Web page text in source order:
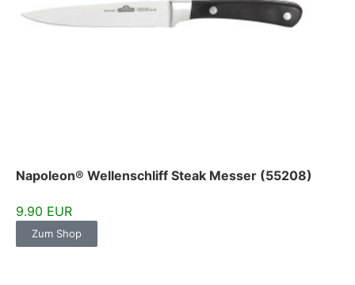
Napoleon® Wellenschliff Steak Messer (55208)
9.90 EUR
Zum Shop